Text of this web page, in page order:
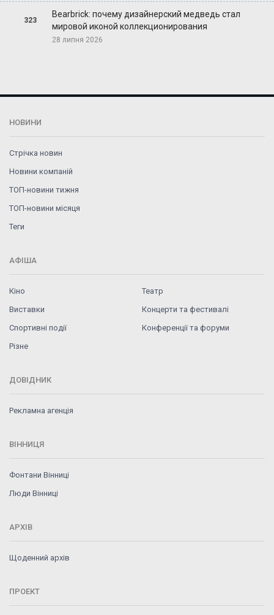
323
Bearbrick: почему дизайнерский медведь стал
мировой иконой коллекционирования
28 липня 2026
НОВИНИ
Стрічка новин
Новини компаній
ТОП-новини тижня
ТОП-новини місяця
Теги
АФІША
Кіно
Театр
Виставки
Концерти та фестивалі
Спортивні події
Конференції та форуми
Різне
ДОВІДНИК
Рекламна агенція
ВІННИЦЯ
Фонтани Вінниці
Люди Вінниці
АРХІВ
Щоденний архів
ПРОЕКТ